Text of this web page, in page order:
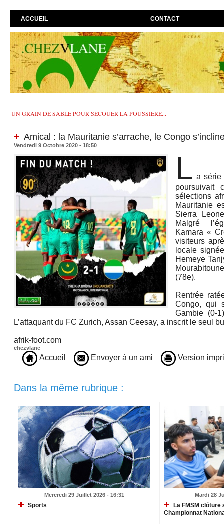
ACCUEIL CONTACT
UN GRAIN DE SABLE POUR SECOUER LA POUSSIÈRE...
Amical : la Mauritanie s’arrache, le Congo
Vendredi 9 Octobre 2020 - 18:50
L a série
poursuivait
sélections
Mauritanie
Sierra
Malgré
Kamara «
visiteurs
locale
Hemeye
(78e).
Rentrée
Congo, qui
Gambie (0-
L’attaquant du FC Zurich, Assan Ceesay, a inscrit le seul
afrik-foot.com
chezvlane
Accueil Envoyer à un ami Version
Dans la même rubrique :
Mercredi 29 Juillet 2026 - 16:31
Sports
Mardi 28
La FMSM
Championnat